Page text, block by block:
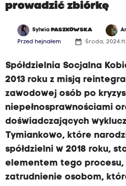
prowadzić zbiórkę
Sylwia PASZKOWSKA
Przed hejnałem date_range Środa,
Spółdzielnia Socjalna
2013 roku z misją
zawodowej osób po
niepełnosprawnościami
doświadczających
Tymiankowo, które
spółdzielni w 2018 roku,
elementem tego
zatrudnienie osobom,